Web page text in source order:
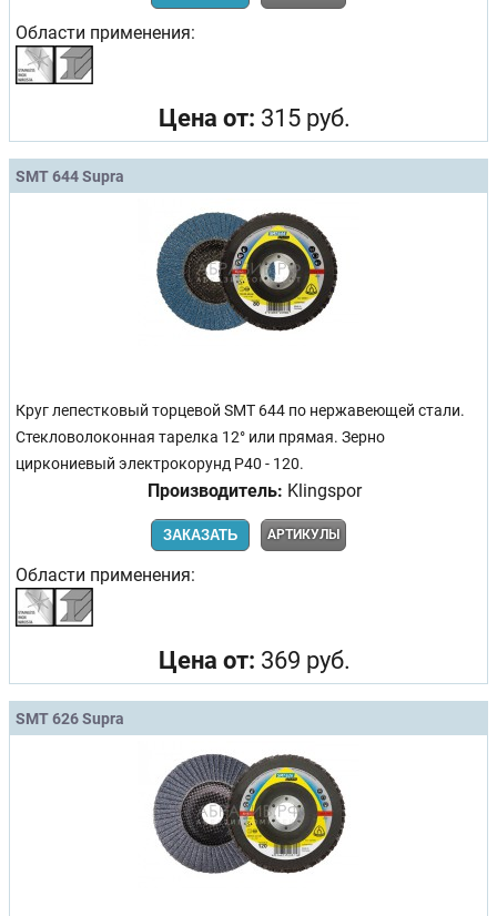
Области применения:
Цена от: 315 руб.
SMT 644 Supra
Круг лепестковый торцевой SMT 644 по нержавеющей стали.
Стекловолоконная тарелка 12° или прямая. Зерно
циркониевый электрокорунд Р40 - 120.
Производитель: Klingspor
ЗАКАЗАТЬ АРТИКУЛЫ
Области применения:
Цена от: 369 руб.
SMT 626 Supra